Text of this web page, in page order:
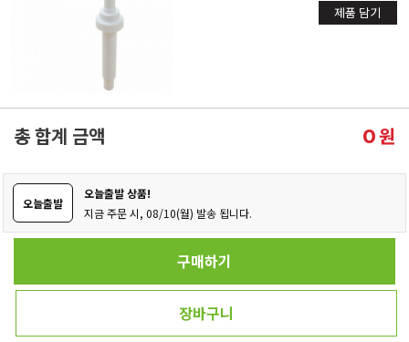
제품 담기
총 합계 금액 0원
오늘출발
오늘출발 상품!
지금 주문 시, 08/10(월) 발송 됩니다.
구매하기
장바구니